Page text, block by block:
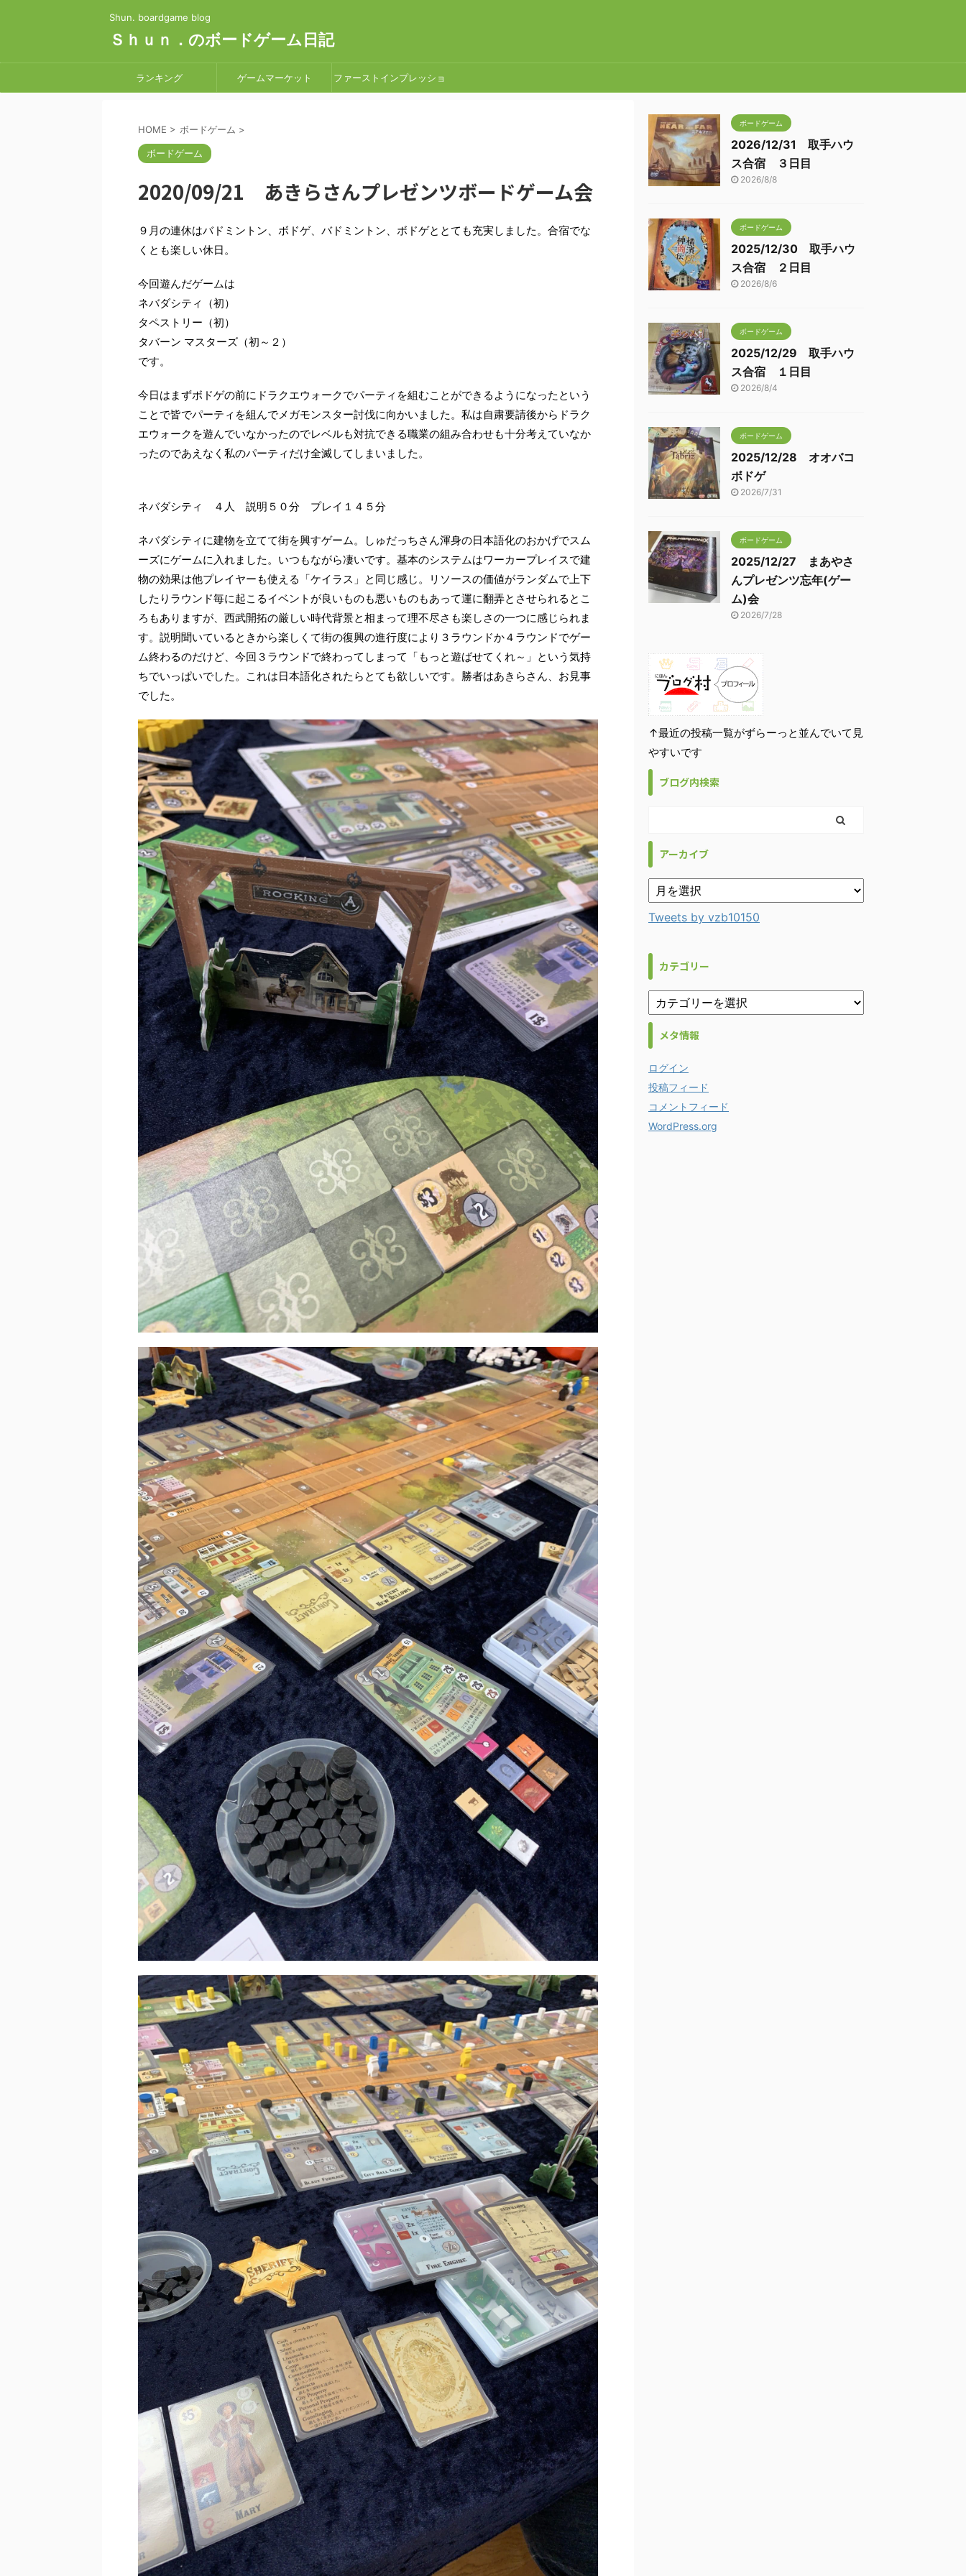
Shun. boardgame blog
Ｓｈｕｎ．のボードゲーム日記
ランキング ゲームマーケット ファーストインプレッショ
HOME > ボードゲーム >
ボードゲーム
2020/09/21 あきらさんプレゼンツボードゲーム会
９月の連休はバドミントン、ボドゲ、バドミントン、ボドゲととても充実しました。合宿でな
くとも楽しい休日。
今回遊んだゲームは
ネバダシティ（初）
タペストリー（初）
タバーン マスターズ（初～２）
です。
今日はまずボドゲの前にドラクエウォークでパーティを組むことができるようになったという
ことで皆でパーティを組んでメガモンスター討伐に向かいました。私は自粛要請後からドラク
エウォークを遊んでいなかったのでレベルも対抗できる職業の組み合わせも十分考えていなか
ったのであえなく私のパーティだけ全滅してしまいました。
ネバダシティ ４人 説明５０分 プレイ１４５分
ネバダシティに建物を立てて街を興すゲーム。しゅだっちさん渾身の日本語化のおかげでスム
ーズにゲームに入れました。いつもながら凄いです。基本のシステムはワーカープレイスで建
物の効果は他プレイヤーも使える「ケイラス」と同じ感じ。リソースの価値がランダムで上下
したりラウンド毎に起こるイベントが良いものも悪いものもあって運に翻弄とさせられるとこ
ろもありますが、西武開拓の厳しい時代背景と相まって理不尽さも楽しさの一つに感じられま
す。説明聞いているときから楽しくて街の復興の進行度により３ラウンドか４ラウンドでゲー
ム終わるのだけど、今回３ラウンドで終わってしまって「もっと遊ばせてくれ～」という気持
ちでいっぱいでした。これは日本語化されたらとても欲しいです。勝者はあきらさん、お見事
でした。
ボードゲーム
2026/12/31 取手ハウ
ス合宿 ３日目
2026/8/8
ボードゲーム
2025/12/30 取手ハウ
ス合宿 ２日目
2026/8/6
ボードゲーム
2025/12/29 取手ハウ
ス合宿 １日目
2026/8/4
ボードゲーム
2025/12/28 オオバコ
ボドゲ
2026/7/31
ボードゲーム
2025/12/27 まあやさ
んプレゼンツ忘年(ゲー
ム)会
2026/7/28
↑最近の投稿一覧がずらーっと並んでいて見
やすいです
ブログ内検索
アーカイブ
Tweets by vzb10150
カテゴリー
メタ情報
ログイン
投稿フィード
コメントフィード
WordPress.org